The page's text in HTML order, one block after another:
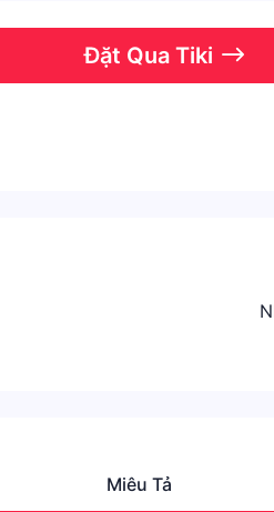
Đặt Qua Tiki
Miêu Tả